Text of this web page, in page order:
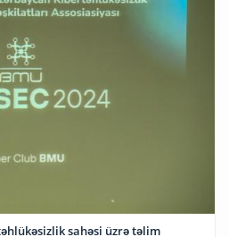
sahəsi üzrə təlim